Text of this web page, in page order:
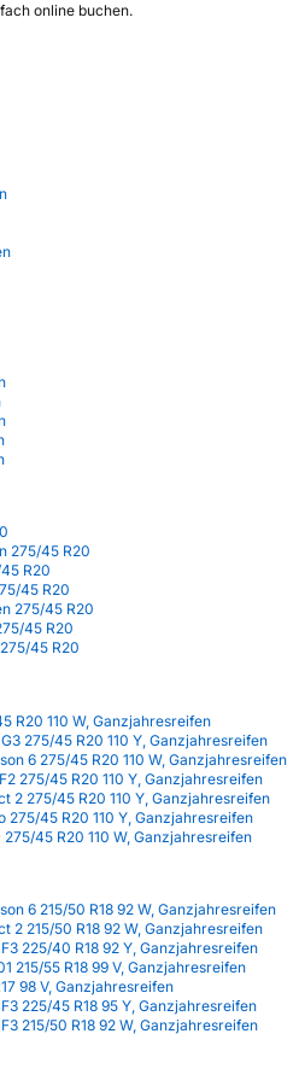
online buchen.
275/45 R20
R20
45 R20
275/45 R20
45 R20
45 R20
R20 110 W, Ganzjahresreifen
275/45 R20 110 Y, Ganzjahresreifen
6 275/45 R20 110 W, Ganzjahresreifen
275/45 R20 110 Y, Ganzjahresreifen
2 275/45 R20 110 Y, Ganzjahresreifen
275/45 R20 110 Y, Ganzjahresreifen
45 R20 110 W, Ganzjahresreifen
6 215/50 R18 92 W, Ganzjahresreifen
2 215/50 R18 92 W, Ganzjahresreifen
225/40 R18 92 Y, Ganzjahresreifen
215/55 R18 99 V, Ganzjahresreifen
98 V, Ganzjahresreifen
225/45 R18 95 Y, Ganzjahresreifen
215/50 R18 92 W, Ganzjahresreifen